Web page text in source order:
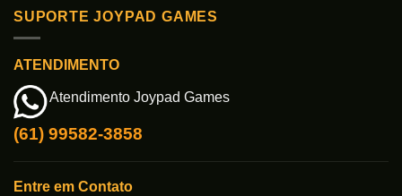
SUPORTE JOYPAD GAMES
ATENDIMENTO
Atendimento Joypad Games
(61) 99582-3858
Entre em Contato